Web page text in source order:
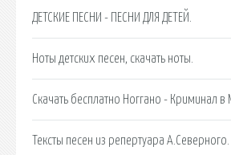
ДЕТСКИЕ ПЕСНИ - ПЕСНИ ДЛЯ ДЕТЕЙ.
Ноты детских песен, скачать ноты.
Скачать бесплатно Ноггано - Криминал в
Тексты песен из репертуара А.Северного.